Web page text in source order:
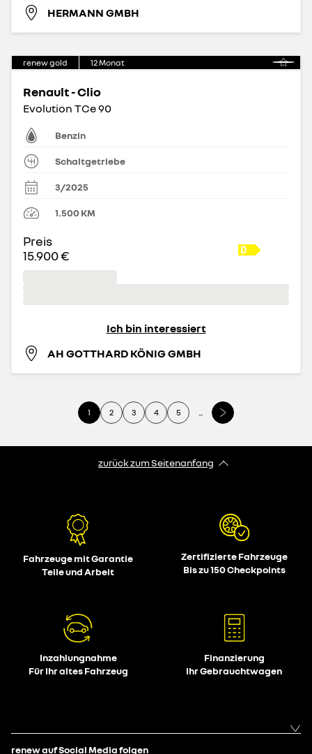
HERMANN GMBH
renew gold 12Monat
Renault - Clio
Evolution TCe 90
Benzin
Schaltgetriebe
3/2025
1.500KM
Preis
15.900 €
Ich bin interessiert
AH GOTTHARD KÖNIG GMBH
1 2 3 4 5 ...
zurück zum Seitenanfang
Fahrzeuge mit Garantie
Teile und Arbeit
Zertifizierte Fahrzeuge
Bis zu 150 Checkpoints
Inzahlungnahme
Für Ihr altes Fahrzeug
Finanzierung
Ihr Gebrauchtwagen
renew auf Social Media folgen